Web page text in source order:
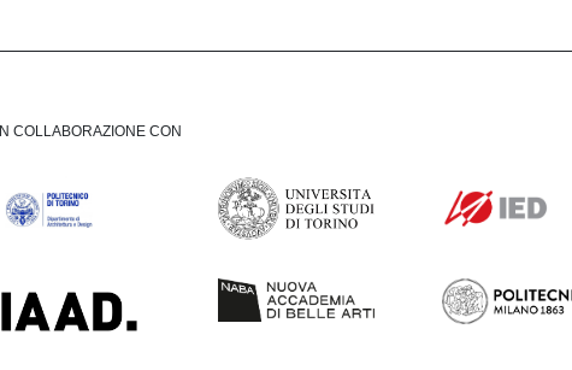
IN COLLABORAZIONE CON